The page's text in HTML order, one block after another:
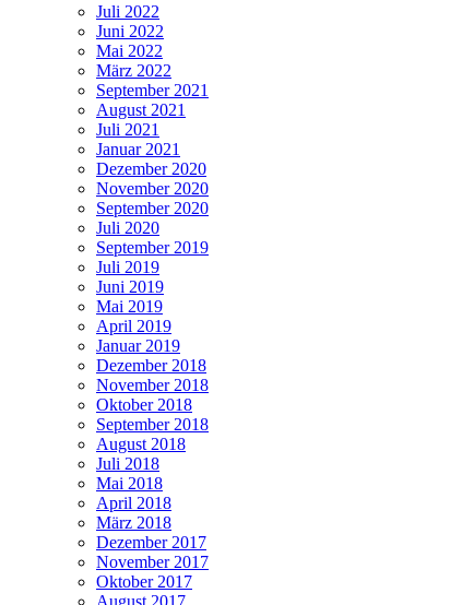
Juli 2022
Juni 2022
Mai 2022
März 2022
September 2021
August 2021
Juli 2021
Januar 2021
Dezember 2020
November 2020
September 2020
Juli 2020
September 2019
Juli 2019
Juni 2019
Mai 2019
April 2019
Januar 2019
Dezember 2018
November 2018
Oktober 2018
September 2018
August 2018
Juli 2018
Mai 2018
April 2018
März 2018
Dezember 2017
November 2017
Oktober 2017
August 2017